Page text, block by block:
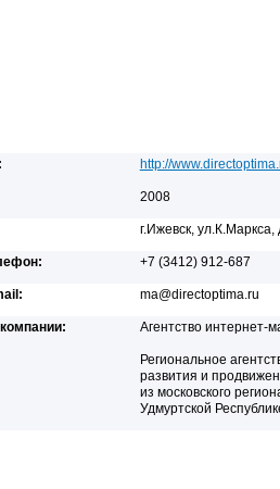
http://
2008
г.Ижевск,
+7 (3412) 912-687
ma@directoptima.ru
Агентство интернет-
Региональное
развития и
из московского
Удмуртской